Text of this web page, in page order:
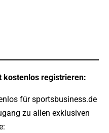
kostenlos registrieren:
für sportsbusiness.de
zu allen exklusiven